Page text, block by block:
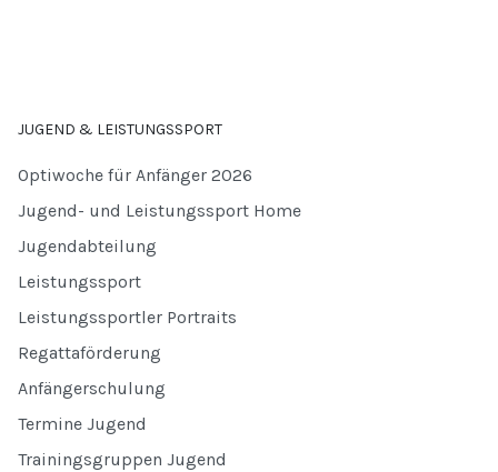
JUGEND & LEISTUNGSSPORT
Optiwoche für Anfänger 2026
Jugend- und Leistungssport Home
Jugendabteilung
Leistungssport
Leistungssportler Portraits
Regattaförderung
Anfängerschulung
Termine Jugend
Trainingsgruppen Jugend